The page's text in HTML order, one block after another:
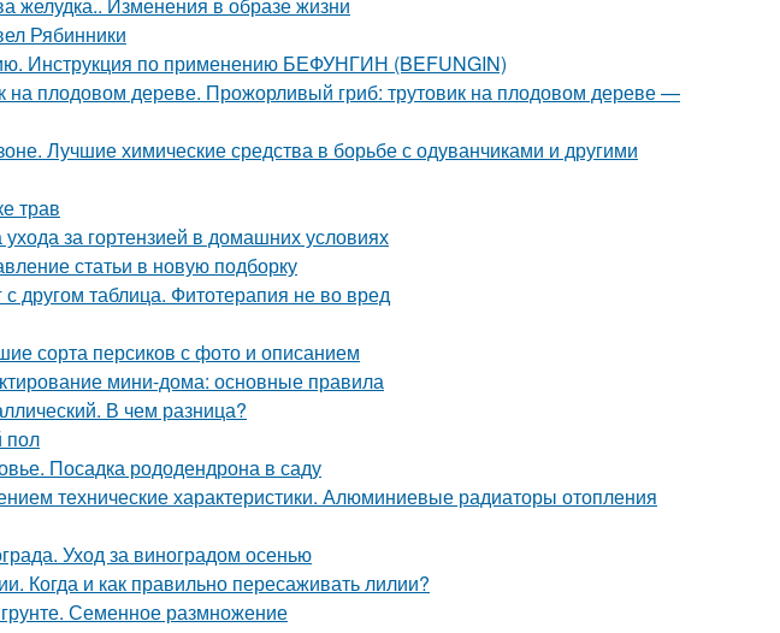
Рябинники
Инструкция по применению БЕФУНГИН (BEFUNGIN)
на плодовом дереве. Прожорливый гриб: трутовик на плодовом дереве —
Лучшие химические средства в борьбе с одуванчиками и другими
трав
за гортензией в домашних условиях
статьи в новую подборку
другом таблица. Фитотерапия не во вред
сорта персиков с фото и описанием
мини-дома: основные правила
В чем разница?
пол
Посадка рододендрона в саду
технические характеристики. Алюминиевые радиаторы отопления
Уход за виноградом осенью
Когда и как правильно пересаживать лилии?
Семенное размножение